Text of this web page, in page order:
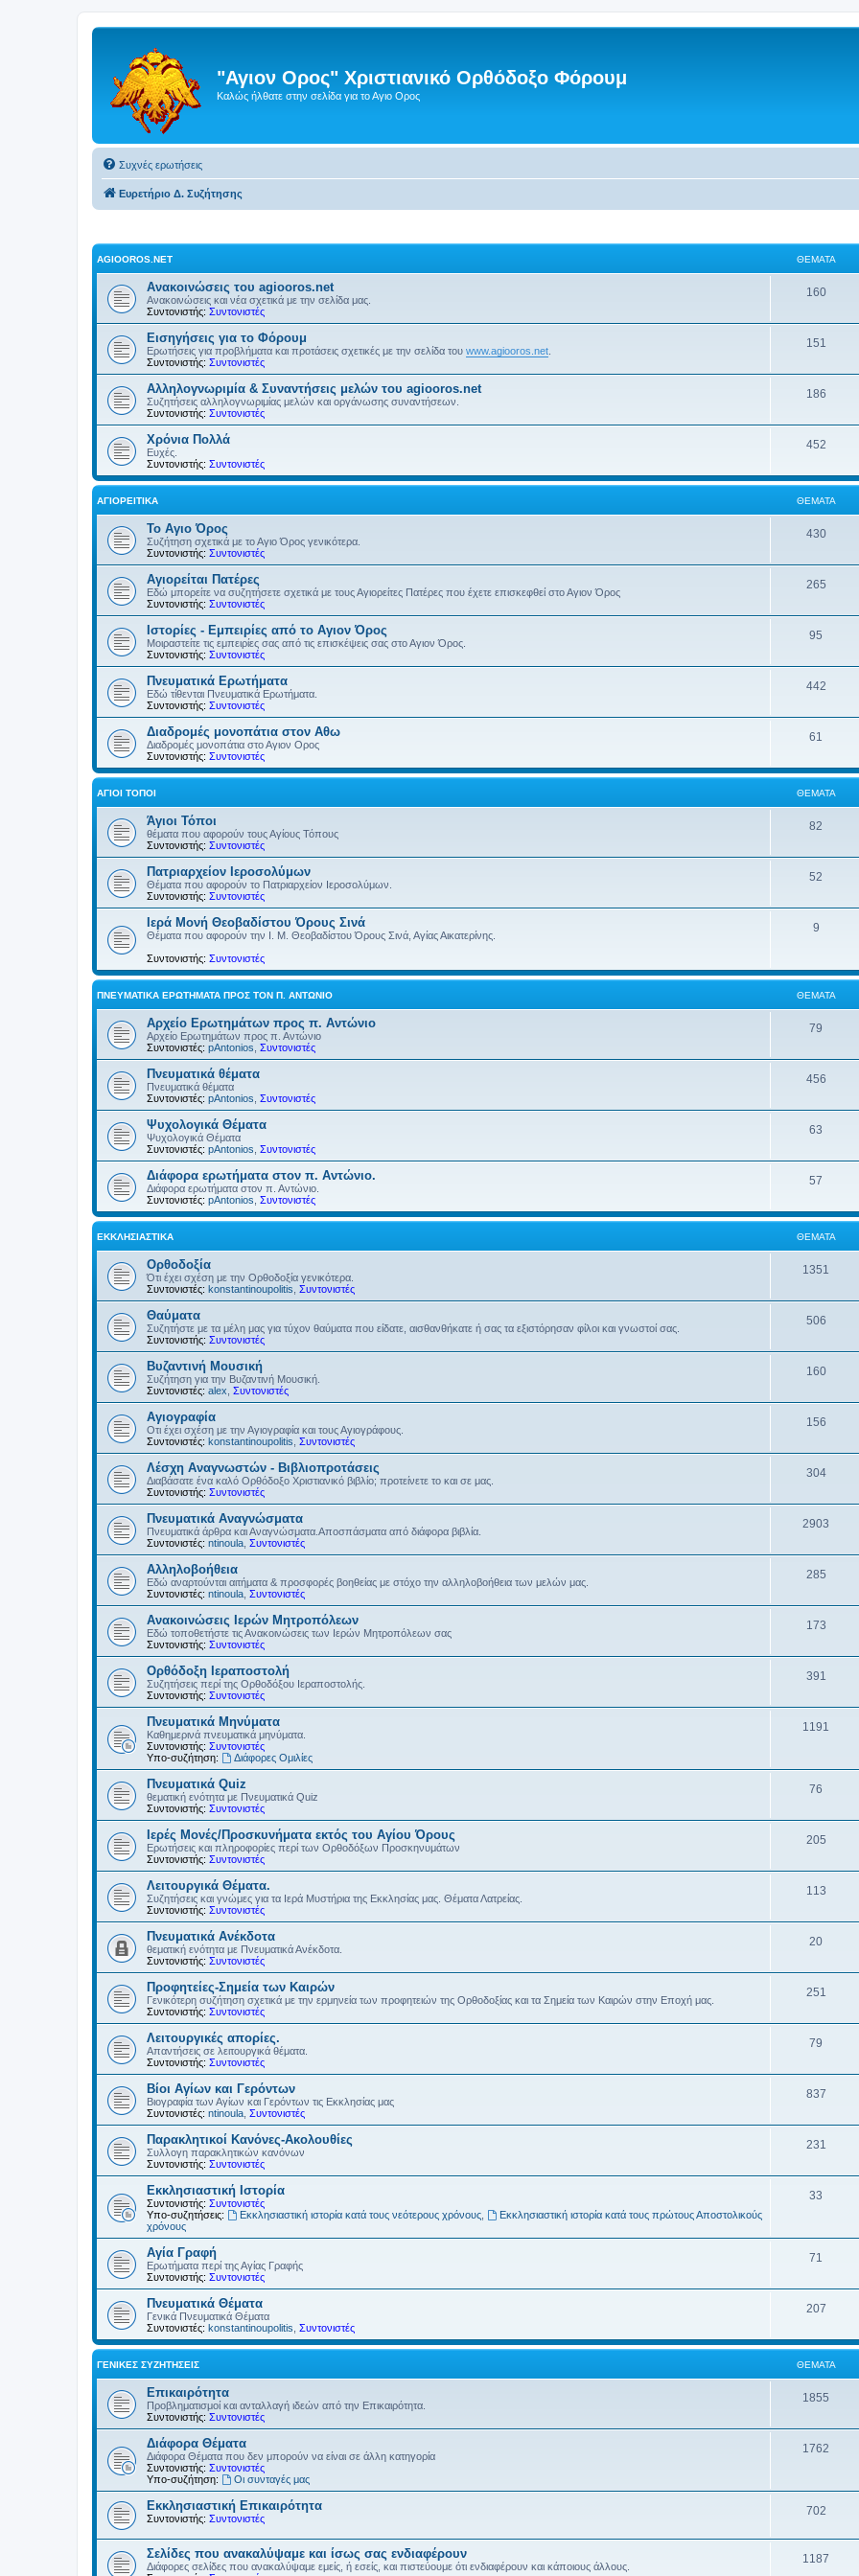
"Αγιον Ορος" Χριστιανικό Ορθόδοξο Φόρουμ
Καλώς ήλθατε στην σελίδα για το Αγιο Ορος
Συχνές ερωτήσεις
Ευρετήριο Δ. Συζήτησης
AGIOOROS.NET ΘΈΜΑΤΑ
Ανακοινώσεις του agiooros.net
Ανακοινώσεις και νέα σχετικά με την σελίδα μας.
Συντονιστής: Συντονιστές
160
Εισηγήσεις για το Φόρουμ
Ερωτήσεις για προβλήματα και προτάσεις σχετικές με την σελίδα του www.agiooros.net
Συντονιστής: Συντονιστές
151
Αλληλογνωριμία & Συναντήσεις μελών του agiooros.net
Συζητήσεις αλληλογνωριμίας μελών και οργάνωσης συναντήσεων.
Συντονιστής: Συντονιστές
186
Χρόνια Πολλά
Ευχές.
Συντονιστής: Συντονιστές
452
ΑΓΙΟΡΕΊΤΙΚΑ ΘΈΜΑΤΑ
Το Αγιο Όρος
Συζήτηση σχετικά με το Αγιο Όρος γενικότερα.
Συντονιστής: Συντονιστές
430
Αγιορείται Πατέρες
Εδώ μπορείτε να συζητήσετε σχετικά με τους Αγιορείτες Πατέρες που έχετε επισκεφθεί στο Αγιον Όρος
Συντονιστής: Συντονιστές
265
Ιστορίες - Εμπειρίες από το Αγιον Όρος
Μοιραστείτε τις εμπειρίες σας από τις επισκέψεις σας στο Αγιον Όρος.
Συντονιστής: Συντονιστές
95
Πνευματικά Ερωτήματα
Εδώ τίθενται Πνευματικά Ερωτήματα.
Συντονιστής: Συντονιστές
442
Διαδρομές μονοπάτια στον Αθω
Διαδρομές μονοπάτια στο Αγιον Ορος
Συντονιστής: Συντονιστές
61
ΆΓΙΟΙ ΤΌΠΟΙ ΘΈΜΑΤΑ
Άγιοι Τόποι
θέματα που αφορούν τους Αγίους Τόπους
Συντονιστής: Συντονιστές
82
Πατριαρχείον Ιεροσολύμων
Θέματα που αφορούν το Πατριαρχείον Ιεροσολύμων.
Συντονιστής: Συντονιστές
52
Ιερά Μονή Θεοβαδίστου Όρους Σινά
Θέματα που αφορούν την Ι. Μ. Θεοβαδίστου Όρους Σινά, Αγίας Αικατερίνης.
Συντονιστής: Συντονιστές
9
ΠΝΕΥΜΑΤΙΚΆ ΕΡΩΤΉΜΑΤΑ ΠΡΟΣ ΤΟΝ Π. ΑΝΤΏΝΙΟ ΘΈΜΑΤΑ
Αρχείο Ερωτημάτων προς π. Αντώνιο
Αρχείο Ερωτημάτων προς π. Αντώνιο
Συντονιστές: pAntonios Συντονιστές
79
Πνευματικά θέματα
Πνευματικά θέματα
Συντονιστές: pAntonios Συντονιστές
456
Ψυχολογικά Θέματα
Ψυχολογικά Θέματα
Συντονιστές: pAntonios Συντονιστές
63
Διάφορα ερωτήματα στον π. Αντώνιο.
Διάφορα ερωτήματα στον π. Αντώνιο.
Συντονιστές: pAntonios Συντονιστές
57
ΕΚΚΛΗΣΙΑΣΤΙΚΆ ΘΈΜΑΤΑ
Ορθοδοξία
Ότι έχει σχέση με την Ορθοδοξία γενικότερα.
Συντονιστές: konstantinoupolitis Συντονιστές
1351
Θαύματα
Συζητήστε με τα μέλη μας για τύχον θαύματα που είδατε, αισθανθήκατε ή σας τα εξιστόρησαν φίλοι και γνωστοί σας.
Συντονιστής: Συντονιστές
506
Βυζαντινή Μουσική
Συζήτηση για την Βυζαντινή Μουσική.
Συντονιστές: alex Συντονιστές
160
Αγιογραφία
Οτι έχει σχέση με την Αγιογραφία και τους Αγιογράφους.
Συντονιστές: konstantinoupolitis Συντονιστές
156
Λέσχη Αναγνωστών - Βιβλιοπροτάσεις
Διαβάσατε ένα καλό Ορθόδοξο Χριστιανικό βιβλίο; προτείνετε το και σε μας.
Συντονιστής: Συντονιστές
304
Πνευματικά Αναγνώσματα
Πνευματικά άρθρα και Αναγνώσματα.Αποσπάσματα από διάφορα βιβλία.
Συντονιστές: ntinoula Συντονιστές
2903
Αλληλοβοήθεια
Εδώ αναρτούνται αιτήματα & προσφορές βοηθείας με στόχο την αλληλοβοήθεια των μελών μας.
Συντονιστές: ntinoula Συντονιστές
285
Ανακοινώσεις Ιερών Μητροπόλεων
Εδώ τοποθετήστε τις Ανακοινώσεις των Ιερών Μητροπόλεων σας
Συντονιστής: Συντονιστές
173
Ορθόδοξη Ιεραποστολή
Συζητήσεις περί της Ορθοδόξου Ιεραποστολής.
Συντονιστής: Συντονιστές
391
Πνευματικά Μηνύματα
Καθημερινά πνευματικά μηνύματα.
Συντονιστής: Συντονιστές
Υπο-συζήτηση:
Διάφορες Ομιλίες
1191
Πνευματικά Quiz
θεματική ενότητα με Πνευματικά Quiz
Συντονιστής: Συντονιστές
76
Ιερές Μονές/Προσκυνήματα εκτός του Αγίου Όρους
Ερωτήσεις και πληροφορίες περί των Ορθοδόξων Προσκηνυμάτων
Συντονιστής: Συντονιστές
205
Λειτουργικά Θέματα.
Συζητήσεις και γνώμες για τα Ιερά Μυστήρια της Εκκλησίας μας. Θέματα Λατρείας.
Συντονιστής: Συντονιστές
113
Πνευματικά Ανέκδοτα
θεματική ενότητα με Πνευματικά Ανέκδοτα.
Συντονιστής: Συντονιστές
20
Προφητείες-Σημεία των Καιρών
Γενικότερη συζήτηση σχετικά με την ερμηνεία των προφητειών της Ορθοδοξίας και τα Σημεία των Καιρών στην Εποχή μας.
Συντονιστής: Συντονιστές
251
Λειτουργικές απορίες.
Απαντήσεις σε λειτουργικά θέματα.
Συντονιστής: Συντονιστές
79
Βίοι Αγίων και Γερόντων
Βιογραφία των Αγίων και Γερόντων τις Εκκλησίας μας
Συντονιστές: ntinoula Συντονιστές
837
Παρακλητικοί Κανόνες-Ακολουθίες
Συλλογη παρακλητικών κανόνων
Συντονιστής: Συντονιστές
231
Εκκλησιαστική Ιστορία
Συντονιστής: Συντονιστές
Υπο-συζητήσεις:
Εκκλησιαστική ιστορία κατά τους νεότερους χρόνους,
Εκκλησιαστική ιστορία κατά τους πρώτους Αποστολικούς
χρόνους
33
Αγία Γραφή
Ερωτήματα περί της Αγίας Γραφής
Συντονιστής: Συντονιστές
71
Πνευματικά Θέματα
Γενικά Πνευματικά Θέματα
Συντονιστές: konstantinoupolitis Συντονιστές
207
ΓΕΝΙΚΈΣ ΣΥΖΗΤΉΣΕΙΣ ΘΈΜΑΤΑ
Επικαιρότητα
Προβληματισμοί και ανταλλαγή ιδεών από την Επικαιρότητα.
Συντονιστής: Συντονιστές
1855
Διάφορα Θέματα
Διάφορα Θέματα που δεν μπορούν να είναι σε άλλη κατηγορία
Συντονιστής: Συντονιστές
Υπο-συζήτηση:
Οι συνταγές μας
1762
Εκκλησιαστική Επικαιρότητα
Συντονιστής: Συντονιστές
702
Σελίδες που ανακαλύψαμε και ίσως σας ενδιαφέρουν
Διάφορες σελίδες που ανακαλύψαμε εμείς, ή εσείς, και πιστεύουμε ότι ενδιαφέρουν και κάποιους άλλους.
1187